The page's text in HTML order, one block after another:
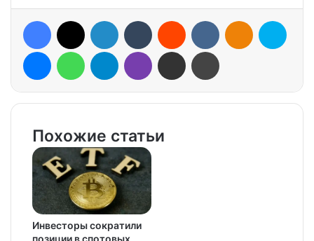
Похожие статьи
Инвесторы сократили
позиции в спотовых